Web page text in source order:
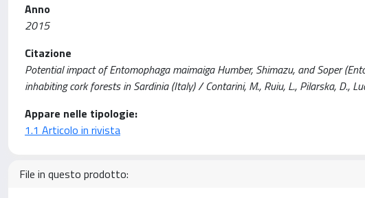
Anno
2015
Citazione
Potential impact of Entomophaga maimaiga Humber, Shimazu, and Soper
inhabiting cork forests in Sardinia (Italy) / Contarini, M., Ruiu, L., Pilarska, D.,
Appare nelle tipologie:
1.1 Articolo in rivista
File in questo prodotto: